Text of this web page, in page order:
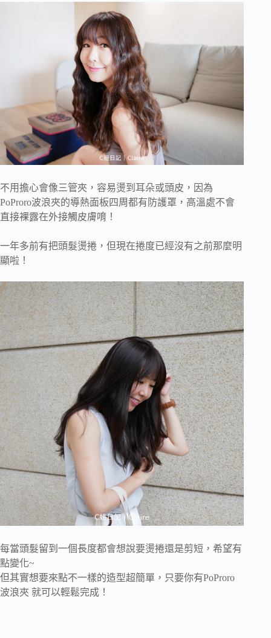
不用擔心會像三管夾，容易燙到耳朵或頭皮，因為
PoProro波浪夾的導熱面板四周都有防護罩，高溫處不會
直接裸露在外接觸皮膚唷！
一年多前有把頭髮燙捲，但現在捲度已經沒有之前那麼明
顯啦！
每當頭髮留到一個長度都會想說要燙捲還是剪短，希望有
點變化~
但其實想要來點不一樣的造型超簡單，只要你有PoProro
波浪夾 就可以輕鬆完成！